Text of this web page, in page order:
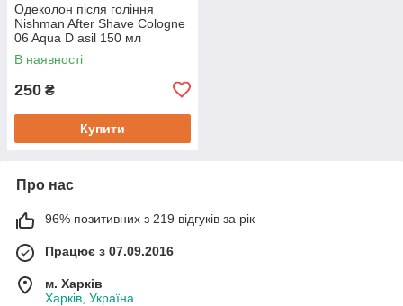
Одеколон після гоління
Nishman After Shave Cologne
06 Aqua D asil 150 мл
В наявності
250 ₴
Купити
Про нас
96% позитивних з 219 відгуків за рік
Працює з 07.09.2016
м. Харків
Харків, Україна